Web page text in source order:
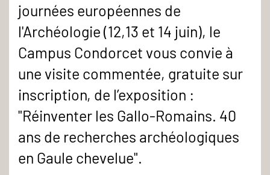
journées européennes de
l'Archéologie (12,13 et 14 juin), le
Campus Condorcet vous convie à
une visite commentée, gratuite sur
inscription, de l’exposition :
"Réinventer les Gallo-Romains. 40
ans de recherches archéologiques
en Gaule chevelue".